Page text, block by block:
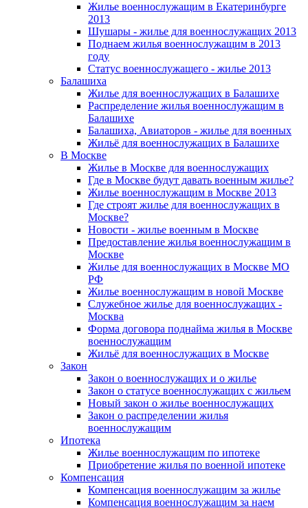
Жилье военнослужащим в Екатеринбурге
2013
Шушары - жилье для военнослужащих 2013
Поднаем жилья военнослужащим в 2013
году
Статус военнослужащего - жилье 2013
Балашиха
Жилье для военнослужащих в Балашихе
Распределение жилья военнослужащим в
Балашихе
Балашиха, Авиаторов - жилье для военных
Жильё для военнослужащих в Балашихе
В Москве
Жилье в Москве для военнослужащих
Где в Москве будут давать военным жилье?
Жилье военнослужащим в Москве 2013
Где строят жилье для военнослужащих в
Москве?
Новости - жилье военным в Москве
Предоставление жилья военнослужащим в
Москве
Жилье для военнослужащих в Москве МО
РФ
Жилье военнослужащим в новой Москве
Служебное жилье для военнослужащих -
Москва
Форма договора поднайма жилья в Москве
военнослужащим
Жильё для военнослужащих в Москве
Закон
Закон о военнослужащих и о жилье
Закон о статусе военнослужащих с жильем
Новый закон о жилье военнослужащих
Закон о распределении жилья
военнослужащим
Ипотека
Жилье военнослужащим по ипотеке
Приобретение жилья по военной ипотеке
Компенсация
Компенсация военнослужащим за жилье
Компенсация военнослужащим за наем